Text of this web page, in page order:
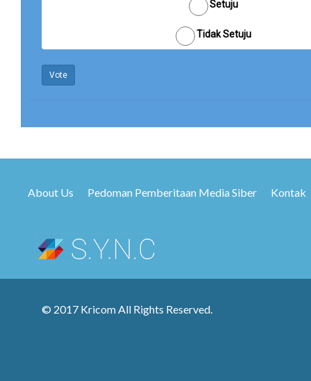
Setuju
Tidak Setuju
Vote
About Us Pedoman Pemberitaan Media Siber Kontak
© 2017 Kricom All Rights Reserved.